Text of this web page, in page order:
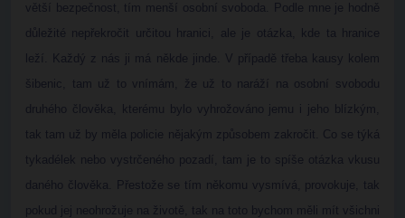
větší bezpečnost, tím menší osobní svoboda. Podle mne je hodně
důležité nepřekročit určitou hranici, ale je otázka, kde ta hranice
leží. Každý z nás ji má někde jinde. V případě třeba kausy kolem
šibenic, tam už to vnímám, že už to naráží na osobní svobodu
druhého člověka, kterému bylo vyhrožováno jemu i jeho blízkým,
tak tam už by měla policie nějakým způsobem zakročit. Co se týká
tykadélek nebo vystrčeného pozadí, tam je to spíše otázka vkusu
daného člověka. Přestože se tím někomu vysmívá, provokuje, tak
pokud jej neohrožuje na životě, tak na toto bychom měli mít všichni